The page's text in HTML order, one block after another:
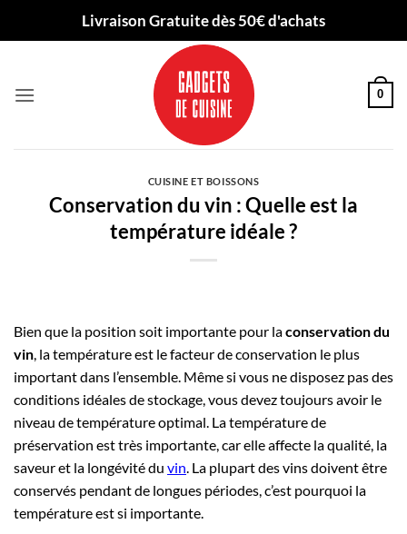
Livraison Gratuite dès 50€ d'achats
0
CUISINE ET BOISSONS
Conservation du vin : Quelle est la
température idéale ?
Bien que la position soit importante pour laconservation du
vin , la température est le facteur de conservation le plus
important dans l’ensemble. Même si vous ne disposez pas des
conditions idéales de stockage, vous devez toujours avoir le
niveau de température optimal. La température de
préservation est très importante, car elle affecte la qualité, la
saveur et la longévité du vin . La plupart des vins doivent être
conservés pendant de longues périodes, c’est pourquoi la
température est si importante.